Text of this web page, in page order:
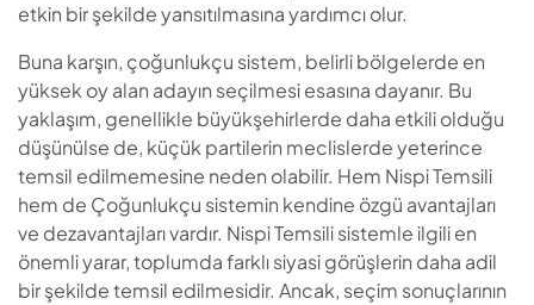
etkin bir şekilde yansıtılmasına yardımcı olur.
Buna karşın, çoğunlukçu sistem, belirli bölgelerde en
yüksek oy alan adayın seçilmesi esasına dayanır. Bu
yaklaşım, genellikle büyükşehirlerde daha etkili olduğu
düşünülse de, küçük partilerin meclislerde yeterince
temsil edilmemesine neden olabilir. Hem Nispi Temsili
hem de Çoğunlukçu sistemin kendine özgü avantajları
ve dezavantajları vardır. Nispi Temsili sistemle ilgili en
önemli yarar, toplumda farklı siyasi görüşlerin daha adil
bir şekilde temsil edilmesidir. Ancak, seçim sonuçlarının